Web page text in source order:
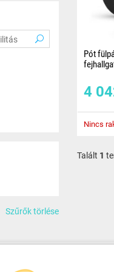
Szűrők törlése
Pót
magas
4
Nincs
Talált 1